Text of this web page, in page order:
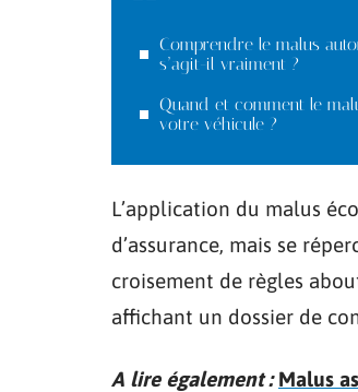
Comprendre le malus
s’agit-il vraiment ?
Quand et comment le
votre véhicule ?
L’application du malus
d’assurance, mais se
croisement de règles
affichant un dossier de
A lire également : Malus